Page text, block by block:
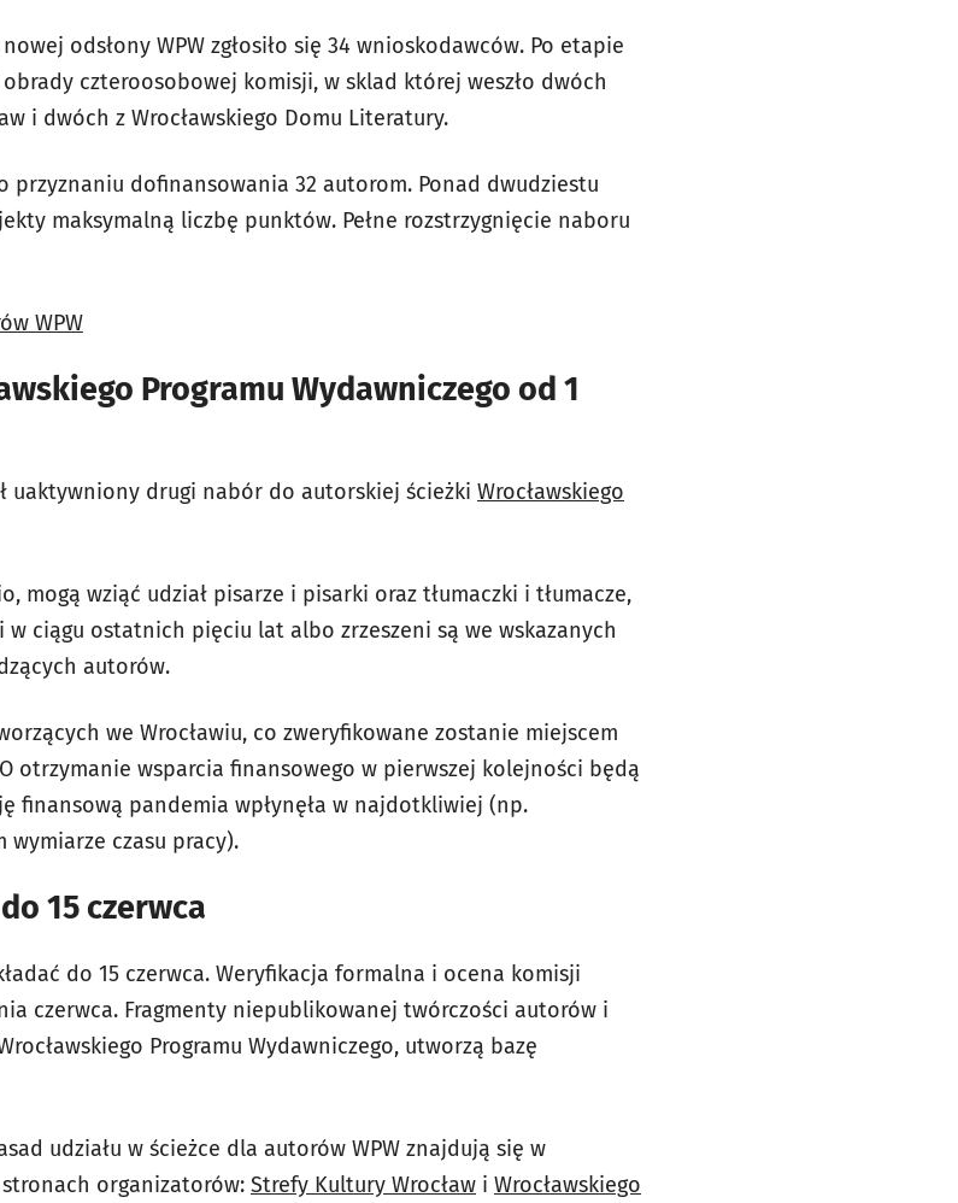
odsłony WPW zgłosiło się 34 wnioskodawców. Po etapie
czteroosobowej komisji, w sklad której weszło dwóch
i dwóch z Wrocławskiego Domu Literatury.
przyznaniu dofinansowania 32 autorom. Ponad dwudziestu
maksymalną liczbę punktów. Pełne rozstrzygnięcie naboru
WPW
Programu Wydawniczego od 1
uaktywniony drugi nabór do autorskiej ścieżki Wrocławskiego
mogą wziąć udział pisarze i pisarki oraz tłumaczki i tłumacze,
ciągu ostatnich pięciu lat albo zrzeszeni są we wskazanych
autorów.
we Wrocławiu, co zweryfikowane zostanie miejscem
otrzymanie wsparcia finansowego w pierwszej kolejności będą
finansową pandemia wpłynęła w najdotkliwiej (np.
czasu pracy).
15 czerwca
do 15 czerwca. Weryfikacja formalna i ocena komisji
czerwca. Fragmenty niepublikowanej twórczości autorów i
Programu Wydawniczego, utworzą bazę
udziału w ścieżce dla autorów WPW znajdują się w
organizatorów: Strefy Kultury Wrocław i Wrocławskiego